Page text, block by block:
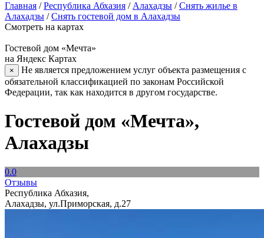
Главная /Республика Абхазия / Алахадзы /Снять жилье в
Алахадзы /Снять гостевой дом в Алахадзы
Смотреть на картах
Гостевой дом «Мечта»
на Яндекс Картах
×
Не является предложением услуг объекта размещения с
обязательной классификацией по законам Российской
Федерации, так как находится в другом государстве.
Гостевой дом «Мечта»,
Алахадзы
0.0
Отзывы
Республика Абхазия,
Алахадзы, ул.Приморская, д.27